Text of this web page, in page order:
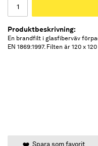
Produktbeskrivning:
En brandfilt i glasfiberväv
EN 1869:1997. Filten är 120 x
Spara som favorit